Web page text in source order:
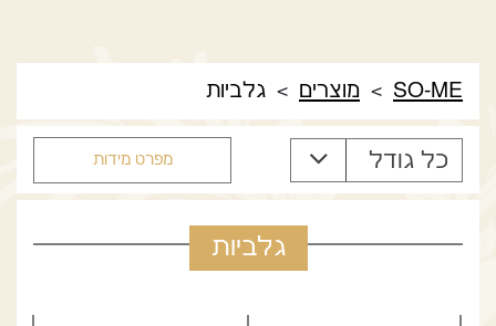
SO-ME
> מוצרים > גלביות
כל גודל מפרט מידות
גלביות
ג'קטים ועליוניות
עודפים